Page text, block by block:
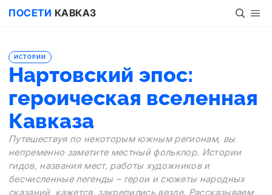
ПОСЕТИ КАВКАЗ
Нартовский эпос:
героическая вселенная
Кавказа
ИСТОРИИ
Путешествуя по некоторым южным регионам, вы
непременно заметите местный фольклор. Истории
гидов, названия мест, работы художников и
бесчисленные легенды – герои и сюжеты народных
сказаний, кажется, закрепились везде. Рассказываем